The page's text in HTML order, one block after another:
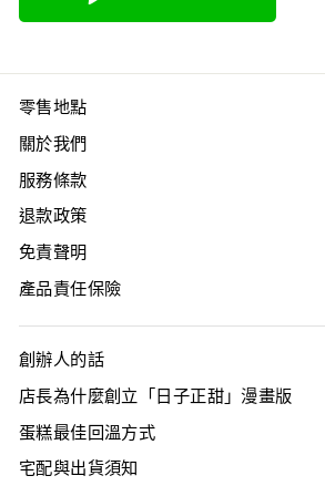
零售地點
關於我們
服務條款
退款政策
免責聲明
產品責任保險
創辦人的話
店長為什麼創立「日子正甜」漫畫版
蛋糕最佳回溫方式
宅配與出貨須知